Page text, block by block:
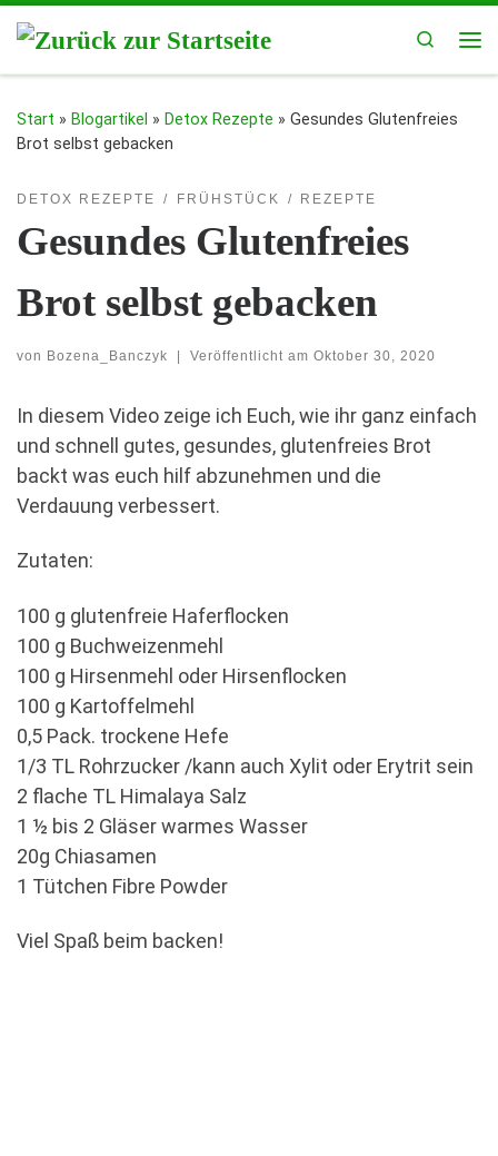
Zum Inhalt springen
Search
Start » Blogartikel » Detox Rezepte » Gesundes Glutenfreies
Brot selbst gebacken
DETOX REZEPTE FRÜHSTÜCK REZEPTE
Gesundes Glutenfreies
Brot selbst gebacken
von Bozena_Banczyk | Veröffentlicht am Oktober 30, 2020
In diesem Video zeige ich Euch, wie ihr ganz einfach
und schnell gutes, gesundes, glutenfreies Brot
backt was euch hilf abzunehmen und die
Verdauung verbessert.
Zutaten:
100 g glutenfreie Haferflocken
100 g Buchweizenmehl
100 g Hirsenmehl oder Hirsenflocken
100 g Kartoffelmehl
0,5 Pack. trockene Hefe
1/3 TL Rohrzucker /kann auch Xylit oder Erytrit sein
2 flache TL Himalaya Salz
1 ½ bis 2 Gläser warmes Wasser
20g Chiasamen
1 Tütchen Fibre Powder
Viel Spaß beim backen!